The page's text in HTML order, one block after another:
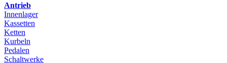
Antrieb
Innenlager
Kassetten
Ketten
Kurbeln
Pedalen
Schaltwerke